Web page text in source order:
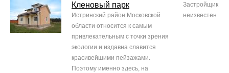
Кленовый парк
Истринский район Московской
области относится к самым
привлекательным с точки зрения
экологии и издавна славится
красивейшими пейзажами.
Поэтому именно здесь, на
Застройщик
неизвестен